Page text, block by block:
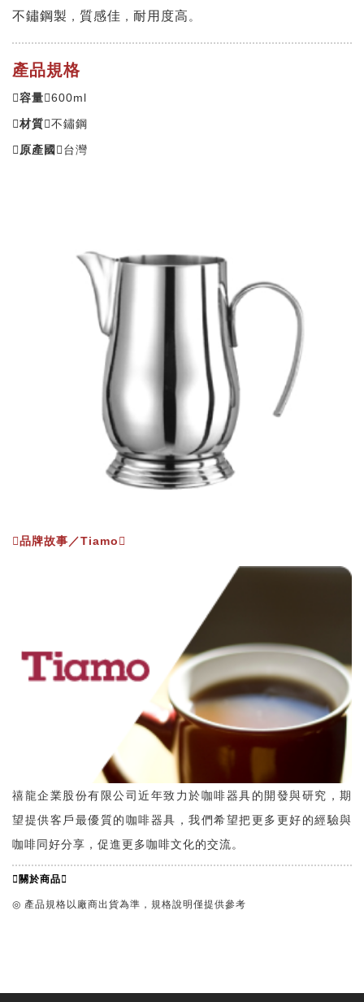
不鏽鋼製 ， 質感佳 ， 耐用度高 。
產品規格
容量600ml
材質不鏽鋼
原產國台灣
品牌故事／Tiamo
禧龍企業股份有限公司近年致力於咖啡器具的開發與研究，期
望提供客戶最優質的咖啡器具，我們希望把更多更好的經驗與
咖啡同好分享，促進更多咖啡文化的交流。
關於商品
◎ 產品規格以廠商出貨為準，規格說明僅提供參考